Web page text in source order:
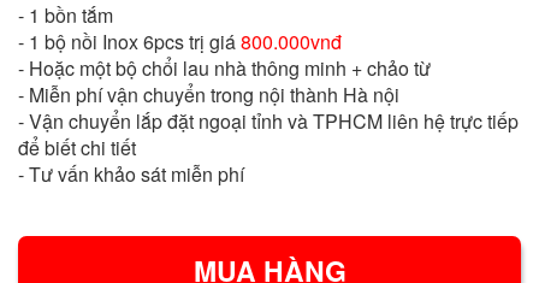
- 1 bồn tắm
- 1 bộ nồi Inox 6pcs trị giá800.000vnđ
- Hoặc một bộ chổi lau nhà thông minh + chảo từ
- Miễn phí vận chuyển trong nội thành Hà nội
- Vận chuyển lắp đặt ngoại tỉnh và TPHCM liên hệ trực tiếp
để biết chi tiết
- Tư vấn khảo sát miễn phí